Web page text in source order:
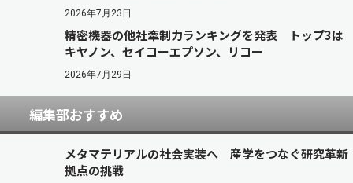
2026年7月23日
精密機器の他社牽制力ランキングを発表 トップ3は
キヤノン、セイコーエプソン、リコー
2026年7月29日
編集部おすすめ
メタマテリアルの社会実装へ 産学をつなぐ研究革新
拠点の挑戦